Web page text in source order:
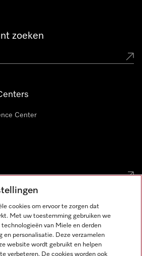
zoeken
Center
Youtube
cookies om ervoor te zorgen dat
Met uw toestemming gebruiken we
van Miele en derden
en personalisatie. Deze verzamelen
website wordt gebruikt en helpen
verbeteren. De cookies worden ook